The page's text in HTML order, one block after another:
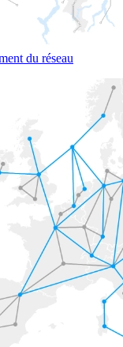
du réseau